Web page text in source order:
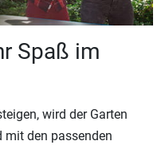
Spaß im
wird der Garten
mit den passenden